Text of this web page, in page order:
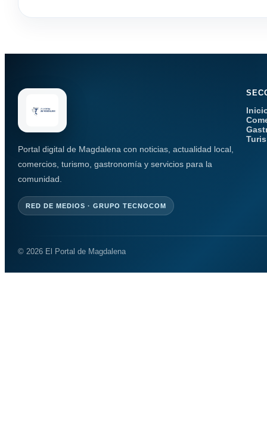
Portal digital de Magdalena con noticias, actualidad local,
comercios, turismo, gastronomía y servicios para la
comunidad.
RED DE MEDIOS · GRUPO TECNOCOM
© 2026 El Portal de Magdalena